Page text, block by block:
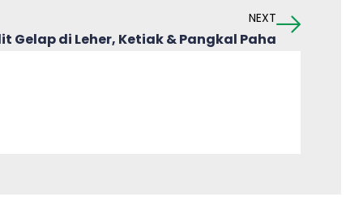
NEXT
Gelap di Leher, Ketiak & Pangkal Paha